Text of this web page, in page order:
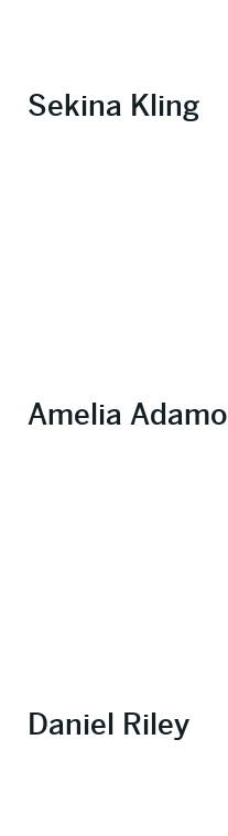
Sekina Kling
Amelia Adamo
Daniel Riley